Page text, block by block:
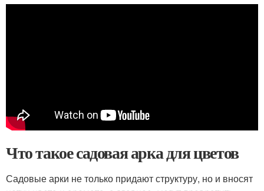
Что такое садовая арка для цветов
Садовые арки не только придают структуру, но и вносят